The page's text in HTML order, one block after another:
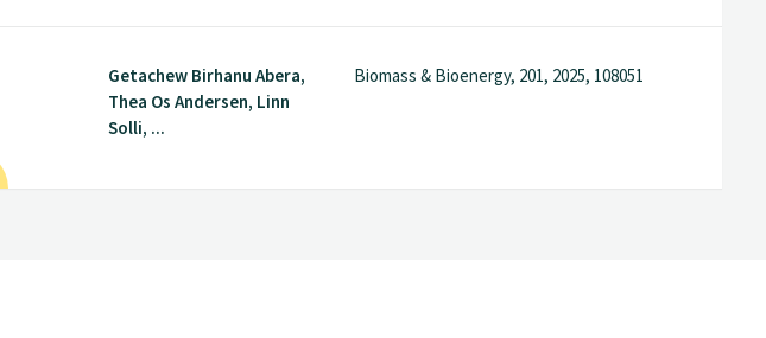
Getachew Birhanu Abera,
Thea Os Andersen, Linn
Solli, ...
Biomass & Bioenergy, 201, 2025, 108051